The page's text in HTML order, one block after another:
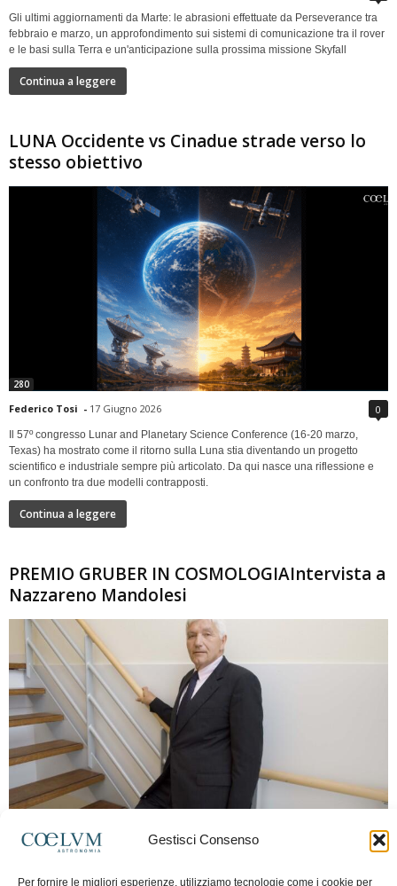
Gestisci Consenso
Per fornire le migliori esperienze, utilizziamo tecnologie come i cookie per
Gli ultimi aggiornamenti da Marte: le abrasioni effettuate da Perseverance tra
febbraio e marzo, un approfondimento sui sistemi di comunicazione tra il rover
e le basi sulla Terra e un'anticipazione sulla prossima missione Skyfall
Continua a leggere
LUNA Occidente vs Cinadue strade verso lo
stesso obiettivo
280
Federico Tosi - 17 Giugno 2026 0
Il 57º congresso Lunar and Planetary Science Conference (16-20 marzo,
Texas) ha mostrato come il ritorno sulla Luna stia diventando un progetto
scientifico e industriale sempre più articolato. Da qui nasce una riflessione e
un confronto tra due modelli contrapposti.
Continua a leggere
PREMIO GRUBER IN COSMOLOGIAIntervista a
Nazzareno Mandolesi
Frida Paolella - 16 Giugno 2026 0
spaziale europea e della missione Planck. Il dialogo ripercorre i principali